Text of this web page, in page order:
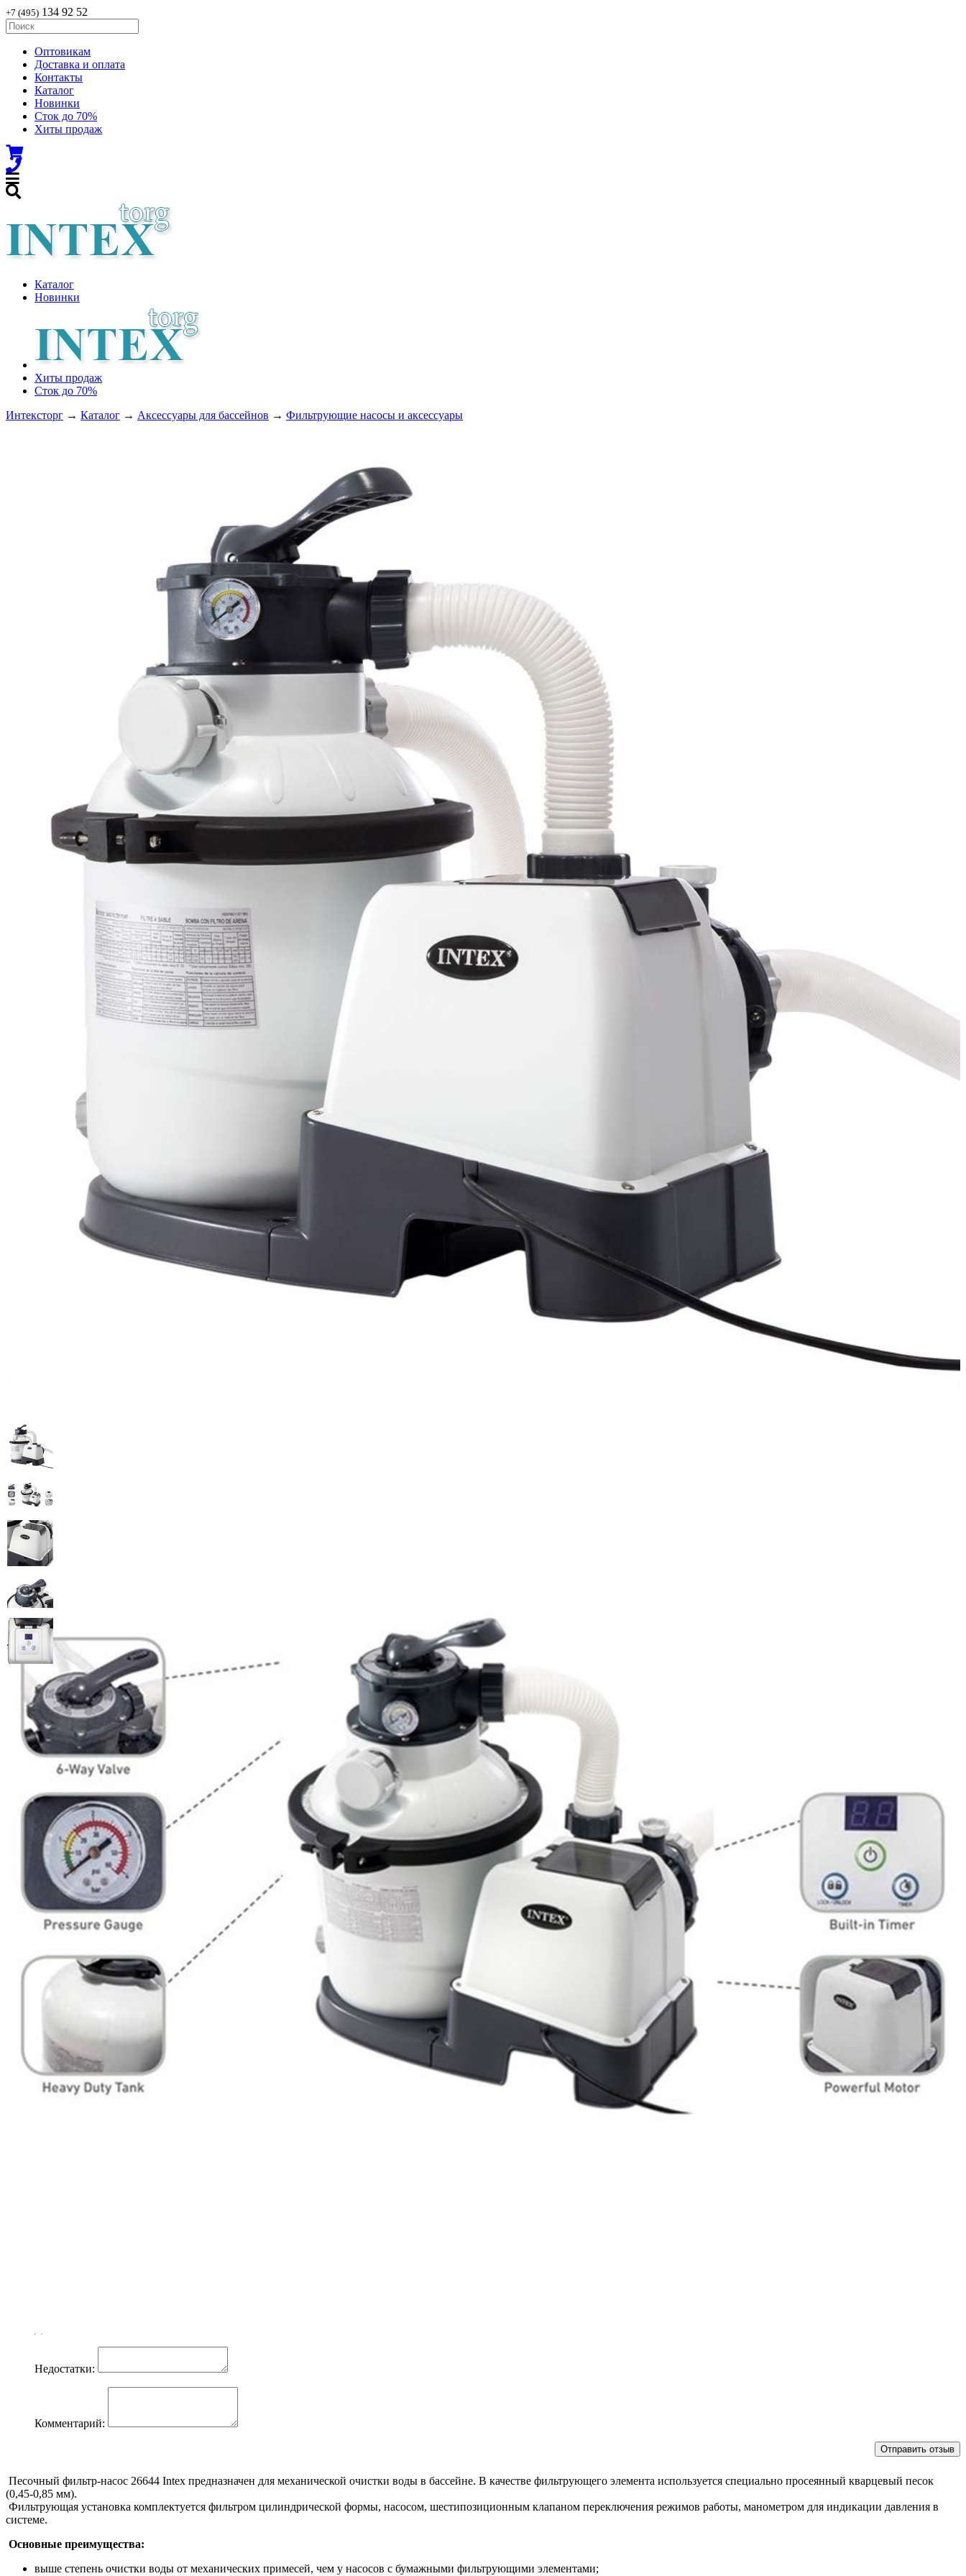
+7 (495) 134 92 52
Оптовикам
Доставка и оплата
Контакты
Каталог
Новинки
Сток до 70%
Хиты продаж
Каталог
Новинки
Хиты продаж
Сток до 70%
Интексторг → Каталог → Аксессуары для бассейнов → Фильтрующие насосы и аксессуары
Песочный фильтр-насос 220В, 4000 л/ч 26644
Артикул: 26644
10 350.- Купить
Описание
Песочный фильтр-насос 26644 Intex предназначен для механической очистки воды в бассейне. В качестве фильтрующего элемента используется специально просеянный кварцевый
песок (0,45-0,85 мм).
Фильтрующая установка комплектуется фильтром цилиндрической формы, насосом, шестипозиционным клапаном переключения режимов работы, манометром для индикации давления
в системе.
Основные преимущества:
выше степень очистки воды от механических примесей, чем у насосов с бумажными фильтрующими элементами;
фильтрующий элемент (кварцевый песок) требует редкой замены – один раз в 4-5 лет;
мощный насос (0,25 л.с., производительность 4 000 л/ч);
таймер с предустановленными 2-12 часовыми циклами для автоматической работы;
коррозиестойкий резервуар для фильтрующего элемента (25,4 см).
Песочный фильтр-насос 26644 Intex может использоваться с любыми бассейнами Intex.
Технические характеристики:
мощность насоса: 0,25 л.с.
потребляемая мощность: 0,65 кВт
диаметр фильтра: 254 мм
масса кварцевого песка: 12 кг
размер частиц песка: 0,45-0,85 мм.
Недостатки:
Комментарий:
Песочный фильтр-насос 26644 Intex предназначен для механической очистки воды в бассейне. В качестве фильтрующего элемента используется специально просеянный кварцевый песок
(0,45-0,85 мм).
Фильтрующая установка комплектуется фильтром цилиндрической формы, насосом, шестипозиционным клапаном переключения режимов работы, манометром для индикации давления в
системе.
Основные преимущества:
выше степень очистки воды от механических примесей, чем у насосов с бумажными фильтрующими элементами;